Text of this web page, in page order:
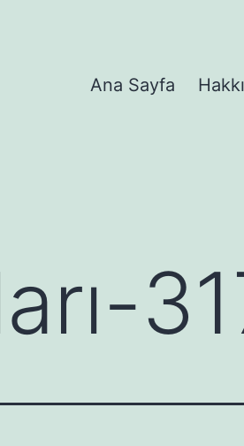
Ana Sayfa